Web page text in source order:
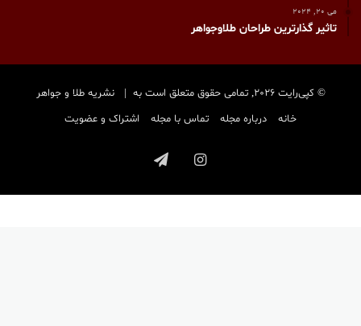
می 20, 2024
تاثیر گذارترین طراحان طلاوجواهر
© کپی‌رایت 2026, تمامی حقوق متعلق است به |
نشریه طلا و جواهر
خانه
درباره مجله تماس با مجله اشتراک و عضویت
اینستاگرامتلگرام